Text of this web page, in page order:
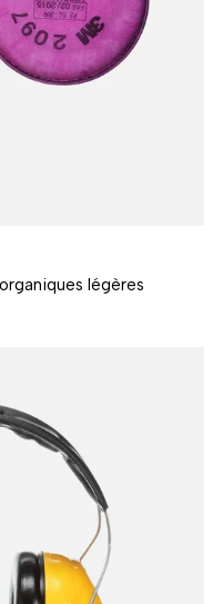
légères